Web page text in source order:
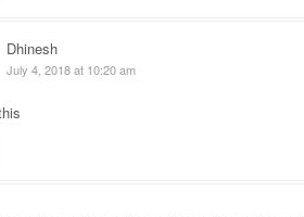
Dhinesh
July 4, 2018 at 10:20 am